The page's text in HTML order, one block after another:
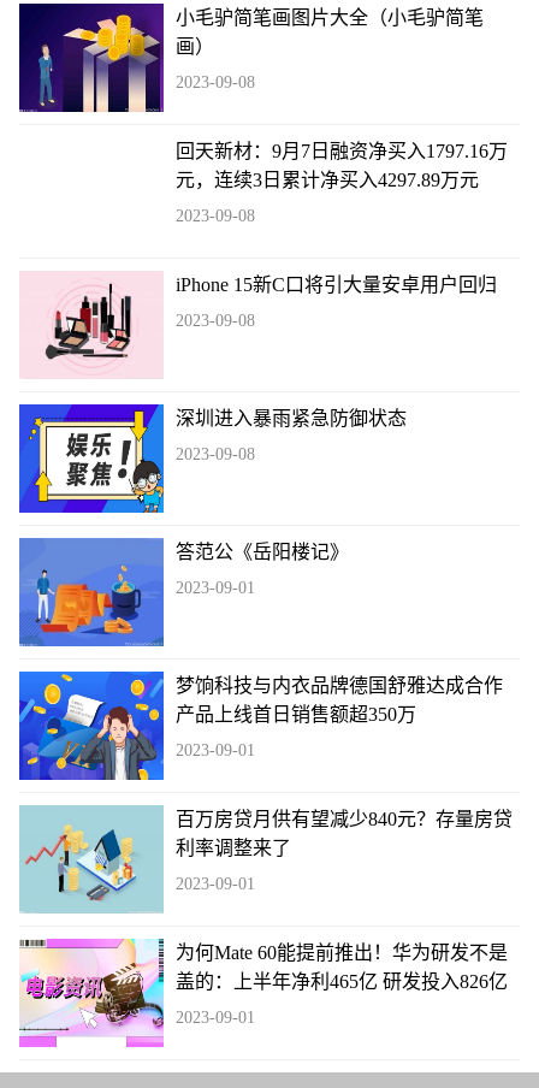
小毛驴简笔画图片大全（小毛驴简笔
画）
2023-09-08
回天新材：9月7日融资净买入1797.16万
元，连续3日累计净买入4297.89万元
2023-09-08
iPhone 15新C口将引大量安卓用户回归
2023-09-08
深圳进入暴雨紧急防御状态
2023-09-08
答范公《岳阳楼记》
2023-09-01
梦饷科技与内衣品牌德国舒雅达成合作
产品上线首日销售额超350万
2023-09-01
百万房贷月供有望减少840元？存量房贷
利率调整来了
2023-09-01
为何Mate 60能提前推出！华为研发不是
盖的：上半年净利465亿 研发投入826亿
2023-09-01